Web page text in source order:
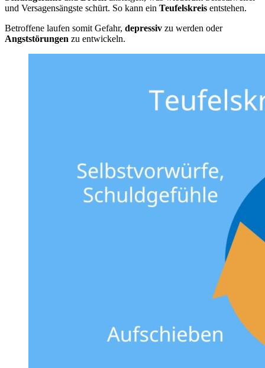
und Versagensängste schürt. So kann ein Teufelskreis entstehen.
Betroffene laufen somit Gefahr, depressiv zu werden oder
Angststörungen zu entwickeln.